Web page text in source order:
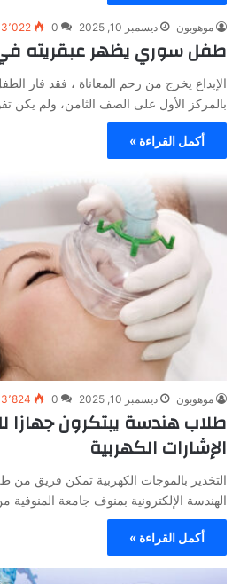
موهوبون ديسمبر 10, 2025 0 3٬022
طفل سوري يظهر عبقريته في
الإبداع يخرج من رحم المعاناة ، فقد فاز
بالمركز الأول على الصف الثامن، ولم يكن
أكمل القراءة »
موهوبون ديسمبر 10, 2025 0 3٬824
طلاب هندسة يبتكرون جهازا
الإشارات الكهربية
التخدير بالموجات الكهربية تمكن فريق من
الهندسة الإلكترونية بمنوف جامعة
أكمل القراءة »